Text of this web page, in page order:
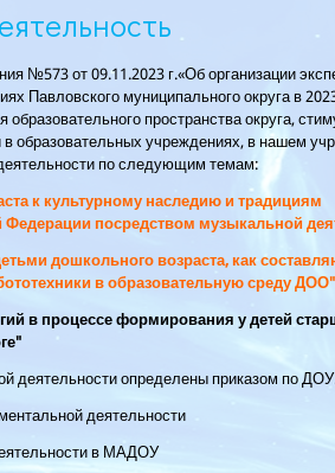
№573 от 09.11.2023 г.«Об организации
Павловского муниципального округа в
пространства округа,
образовательных учреждениях, в нашем
по следующим темам:
к культурному наследию и традициям
посредством музыкальной
дошкольного возраста, как
в образовательную среду ДОО"
в процессе формирования у детей
деятельности определены приказом по
деятельности
в МАДОУ